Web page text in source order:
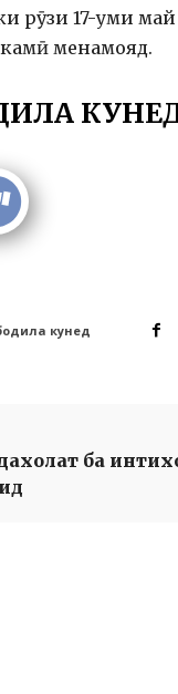
рӯзи 17-уми
менамояд.
кунед
ба